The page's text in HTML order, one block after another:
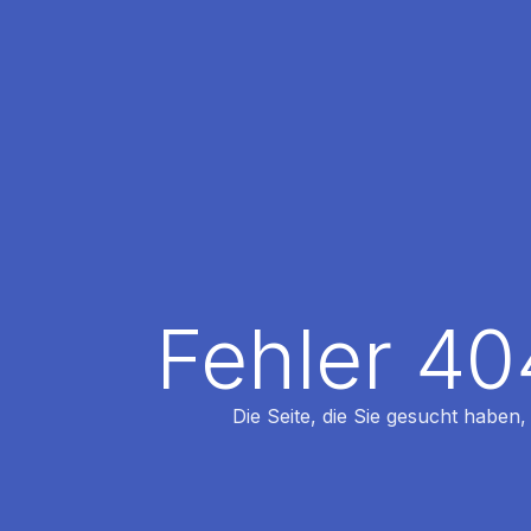
Fehler
Die Seite, die Sie gesucht